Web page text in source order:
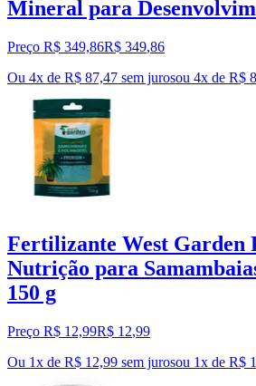
Mineral para
Preço R$ 349,86R$ 349,86
Ou 4x de R$ 87,47 sem jurosou 4x de R$
Fertilizante West Garden
Nutrição para
150 g
Preço R$ 12,99R$ 12,99
Ou 1x de R$ 12,99 sem jurosou 1x de R$